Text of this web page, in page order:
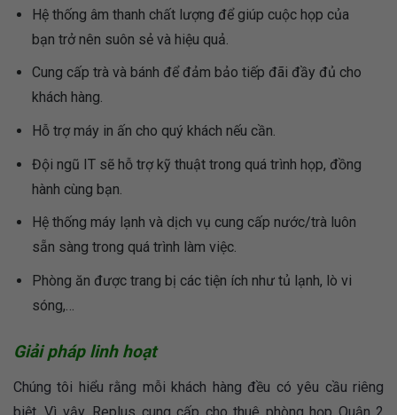
Hệ thống âm thanh chất lượng để giúp cuộc họp của
bạn trở nên suôn sẻ và hiệu quả.
Cung cấp trà và bánh để đảm bảo tiếp đãi đầy đủ cho
khách hàng.
Hỗ trợ máy in ấn cho quý khách nếu cần.
Đội ngũ IT sẽ hỗ trợ kỹ thuật trong quá trình họp, đồng
hành cùng bạn.
Hệ thống máy lạnh và dịch vụ cung cấp nước/trà luôn
sẵn sàng trong quá trình làm việc.
Phòng ăn được trang bị các tiện ích như tủ lạnh, lò vi
sóng,…
Giải pháp linh hoạt
Chúng tôi hiểu rằng mỗi khách hàng đều có yêu cầu riêng